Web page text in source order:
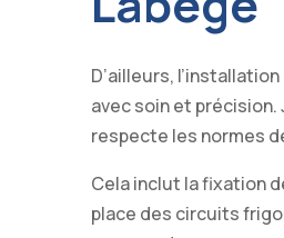
D’ailleurs,
avec soin et précision.
respecte les normes
Cela inclut la fixation
place des circuits